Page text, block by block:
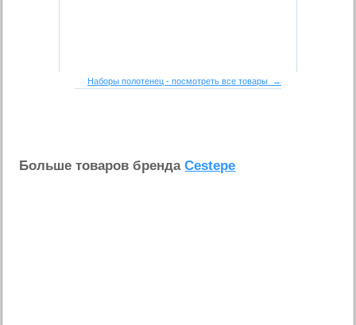
Наборы полотенец - посмотреть все товары →
Больше товаров брендаCestepe